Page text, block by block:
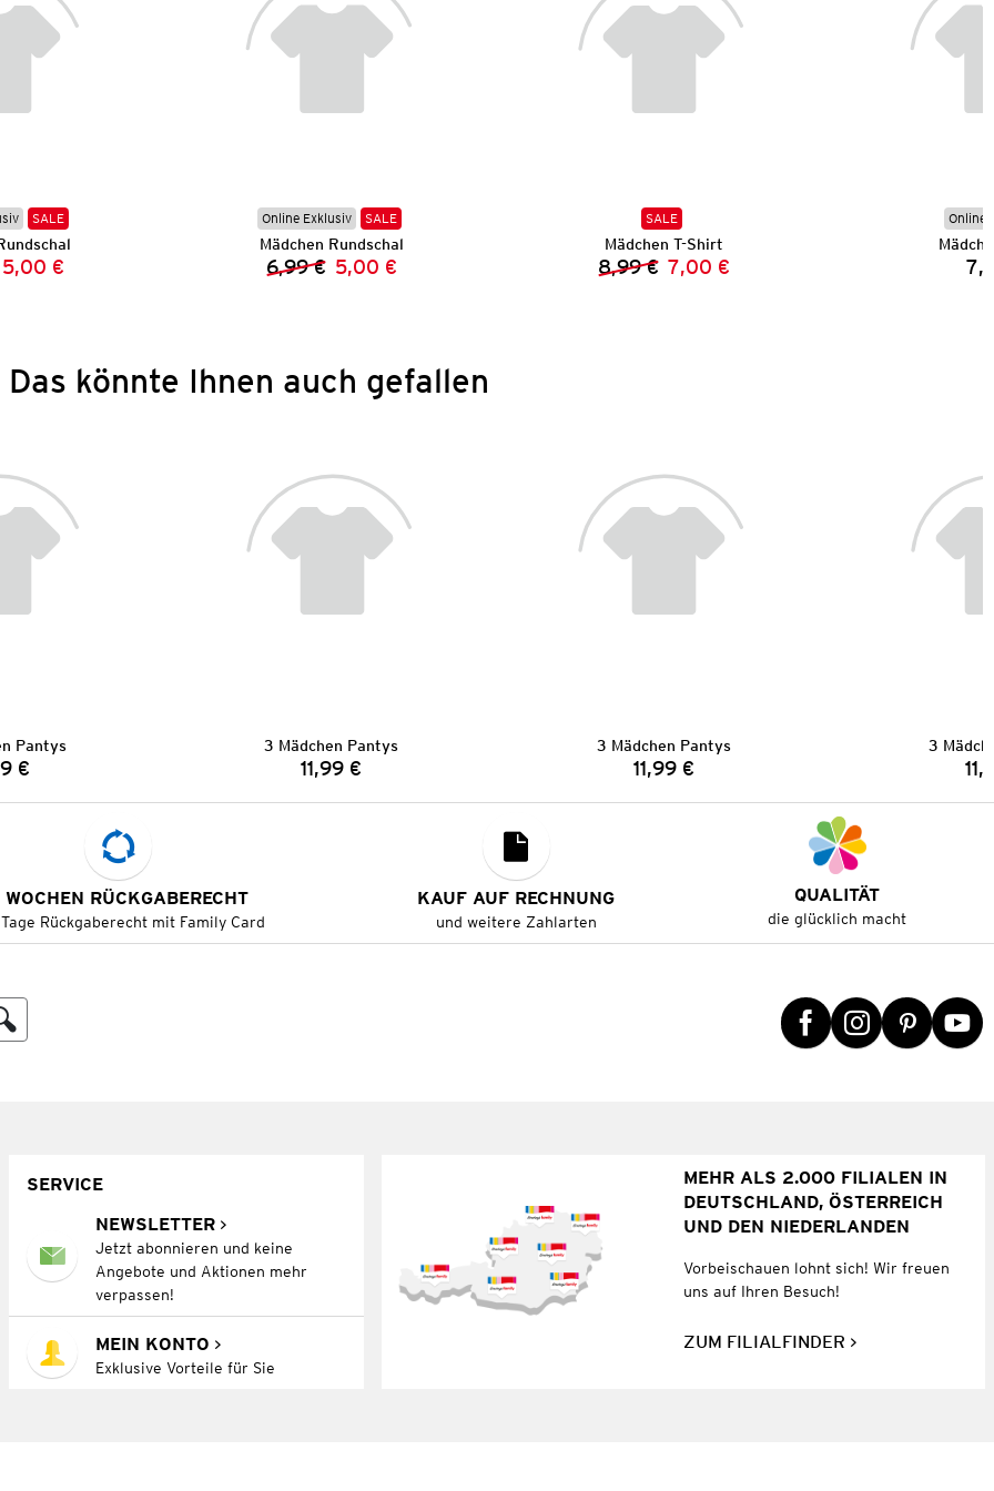
SALE
Preis:
Preis:
5,00 €
Online Exklusiv SALE
Mädchen Rundschal
Vorheriger Preis:
6,99 € Neuer Preis:
5,00 €
SALE
Mädchen T-Shirt
Vorheriger Preis:
8,99 € Neuer Preis:
7,00 €
Online
Das könnte Ihnen auch gefallen
Pantys
€
3 Mädchen Pantys
Preis:
11,99 €
3 Mädchen Pantys
Preis:
11,99 €
3
RÜCKGABERECHT
Rückgaberecht mit Family Card
KAUF AUF RECHNUNG
und weitere Zahlarten
QUALITÄT
die glücklich macht
SERVICE
NEWSLETTER
Jetzt abonnieren und keine
Angebote und Aktionen mehr
verpassen!
MEIN KONTO
Exklusive Vorteile für Sie
MEHR ALS 2.000 FILIALEN IN
DEUTSCHLAND, ÖSTERREICH
UND DEN NIEDERLANDEN
Vorbeischauen lohnt sich! Wir freuen
uns auf Ihren Besuch!
ZUM FILIALFINDER